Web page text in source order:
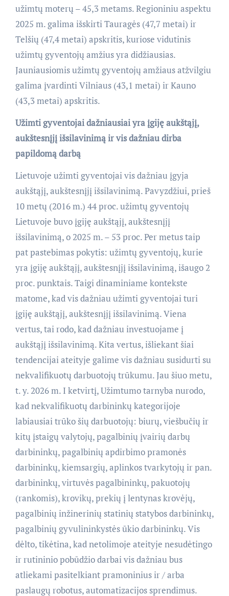
užimtų moterų – 45,3 metams. Regioniniu aspektu
2025 m. galima išskirti Tauragės (47,7 metai) ir
Telšių (47,4 metai) apskritis, kuriose vidutinis
užimtų gyventojų amžius yra didžiausias.
Jauniausiomis užimtų gyventojų amžiaus atžvilgiu
galima įvardinti Vilniaus (43,1 metai) ir Kauno
(43,3 metai) apskritis.
Užimti gyventojai dažniausiai yra įgiję aukštąjį,
aukštesnįjį išsilavinimą ir vis dažniau dirba
papildomą darbą
Lietuvoje užimti gyventojai vis dažniau įgyja
aukštąjį, aukštesnįjį išsilavinimą. Pavyzdžiui, prieš
10 metų (2016 m.) 44 proc. užimtų gyventojų
Lietuvoje buvo įgiję aukštąjį, aukštesnįjį
išsilavinimą, o 2025 m. – 53 proc. Per metus taip
pat pastebimas pokytis: užimtų gyventojų, kurie
yra įgiję aukštąjį, aukštesnįjį išsilavinimą, išaugo 2
proc. punktais. Taigi dinaminiame kontekste
matome, kad vis dažniau užimti gyventojai turi
įgiję aukštąjį, aukštesnįjį išsilavinimą. Viena
vertus, tai rodo, kad dažniau investuojame į
aukštąjį išsilavinimą. Kita vertus, išliekant šiai
tendencijai ateityje galime vis dažniau susidurti su
nekvalifikuotų darbuotojų trūkumu. Jau šiuo metu,
t. y. 2026 m. I ketvirtį, Užimtumo tarnyba nurodo,
kad nekvalifikuotų darbininkų kategorijoje
labiausiai trūko šių darbuotojų: biurų, viešbučių ir
kitų įstaigų valytojų, pagalbinių įvairių darbų
darbininkų, pagalbinių apdirbimo pramonės
darbininkų, kiemsargių, aplinkos tvarkytojų ir pan.
darbininkų, virtuvės pagalbininkų, pakuotojų
(rankomis), krovikų, prekių į lentynas krovėjų,
pagalbinių inžinerinių statinių statybos darbininkų,
pagalbinių gyvulininkystės ūkio darbininkų. Vis
dėlto, tikėtina, kad netolimoje ateityje nesudėtingo
ir rutininio pobūdžio darbai vis dažniau bus
atliekami pasitelkiant pramoninius ir / arba
paslaugų robotus, automatizacijos sprendimus.